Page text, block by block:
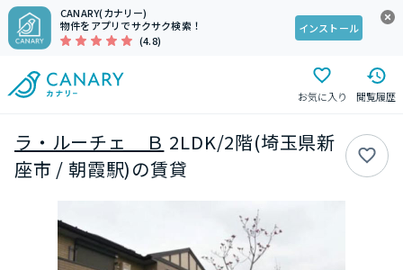
CANARY(カナリー)
物件をアプリでサクサク検索！
(4.8)
インストール
お気に入り 閲覧履歴
ラ・ルーチェ Ｂ 2LDK/2階(埼玉県新
座市 / 朝霞駅)の賃貸